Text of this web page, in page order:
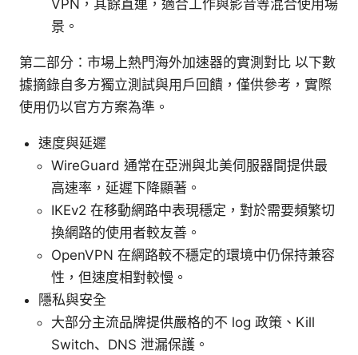
VPN，其餘直連，適合工作與影音等混合使用場
景。
第二部分：市場上熱門海外加速器的實測對比 以下數
據摘錄自多方獨立測試與用戶回饋，僅供參考，實際
使用仍以官方方案為準。
速度與延遲
WireGuard 通常在亞洲與北美伺服器間提供最
高速率，延遲下降顯著。
IKEv2 在移動網路中表現穩定，對於需要頻繁切
換網路的使用者較友善。
OpenVPN 在網路較不穩定的環境中仍保持兼容
性，但速度相對較慢。
隱私與安全
大部分主流品牌提供嚴格的不 log 政策、Kill
Switch、DNS 泄漏保護。